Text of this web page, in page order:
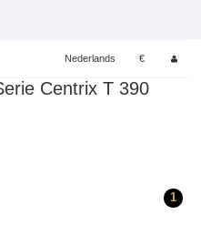
Nederlands €
Centrix T 390
1